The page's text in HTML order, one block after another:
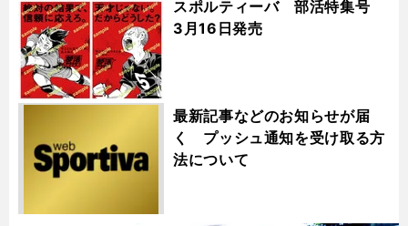
スポルティーバ 部活特集号
3月16日発売
最新記事などのお知らせが届
く プッシュ通知を受け取る方
法について